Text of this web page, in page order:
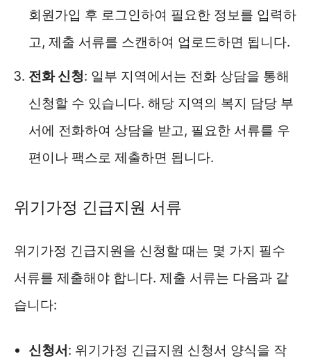
회원가입 후 로그인하여 필요한 정보를 입력하
고, 제출 서류를 스캔하여 업로드하면 됩니다.
전화 신청: 일부 지역에서는 전화 상담을 통해
신청할 수 있습니다. 해당 지역의 복지 담당 부
서에 전화하여 상담을 받고, 필요한 서류를 우
편이나 팩스로 제출하면 됩니다.
위기가정 긴급지원 서류
위기가정 긴급지원을 신청할 때는 몇 가지 필수
서류를 제출해야 합니다. 제출 서류는 다음과 같
습니다:
신청서 : 위기가정 긴급지원 신청서 양식을 작